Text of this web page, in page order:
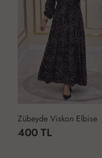
Zübeyde Viskon Elbise
400 TL